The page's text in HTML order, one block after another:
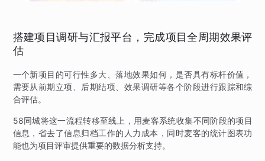
搭建项目调研与汇报平台，完成项目全周期效果评
估
一个新项目的可行性多大、落地效果如何，是否具有标杆价值，
需要从前期立项、后期结项、效果调研等各个阶段进行跟踪和综
合评估。
58同城将这一流程转移至线上，用麦客系统收集不同阶段的项目
信息，省去了信息归档工作的人力成本，同时麦客的统计图表功
能也为项目评审提供重要的数据分析支持。